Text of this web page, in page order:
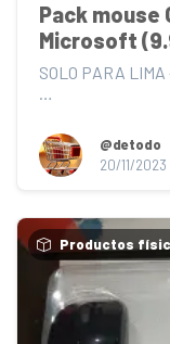
Pack mouse
Microsoft
(10/10)
SOLO PARA
mouse Microsoft
@detodo
20/11/2023
Productos